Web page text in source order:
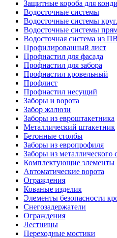
Защитные короба для
Водосточные системы
Водосточные системы
Водосточные системы
Водосточная система из
Профилированный лист
Профнастил для фасада
Профнастил для забора
Профнастил кровельный
Профлист
Профнастил несущий
Заборы и ворота
Забор жалюзи
Заборы из евроштакетника
Металлический штакетник
Бетонные столбы
Заборы из европрофиля
Заборы из металлического
Комплектующие элементы
Автоматические ворота
Ограждения
Кованые изделия
Элементы безопасности
Снегозадержатели
Ограждения
Лестницы
Переходные мостики